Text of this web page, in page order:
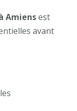
Amiensest
avant